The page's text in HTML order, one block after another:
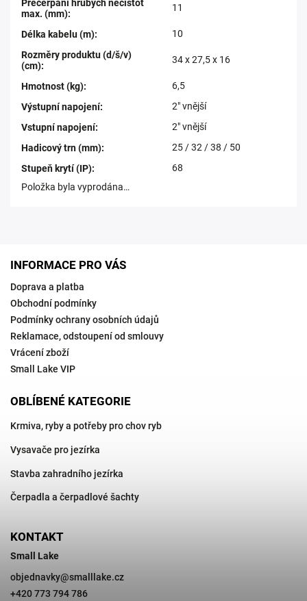
Přečerpání hrubých nečistot
max. (mm):
11
Délka kabelu (m):
10
Rozměry produktu (d/š/v)
(cm):
34 x 27,5 x 16
Hmotnost (kg):
6,5
Výstupní napojení:
2" vnější
Vstupní napojení:
2" vnější
Hadicový trn (mm):
25 / 32 / 38 / 50
Stupeň krytí (IP):
68
Položka byla vyprodána…
INFORMACE PRO VÁS
Doprava a platba
Obchodní podmínky
Podmínky ochrany osobních údajů
Reklamace, odstoupení od smlouvy
Vrácení zboží
Small Lake VIP
OBLÍBENÉ KATEGORIE
Krmiva, ryby a potřeby pro chov ryb
Vysavače pro jezírka
Stavba zahradního jezírka
Čerpadla a čerpadlové šachty
KONTAKT
Small Lake
objednavky@smalllake.cz
+420 773 794 786